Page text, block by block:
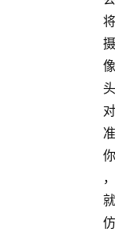
将
摄
像
头
对
准
你
，
就
仿